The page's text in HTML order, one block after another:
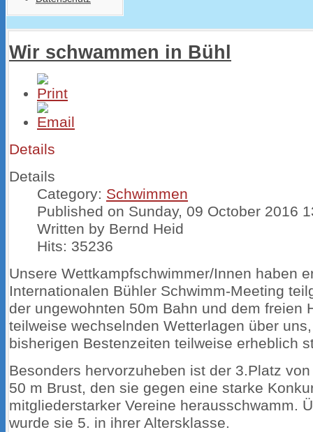
Wir schwammen in Bühl
Details
Details
Category: Schwimmen
Published on Sunday, 09 October 2016
Written by Bernd Heid
Hits: 35236
Unsere Wettkampfschwimmer/Innen haben
Internationalen Bühler Schwimm-Meeting
der ungewohnten 50m Bahn und dem freien
teilweise wechselnden Wetterlagen über
bisherigen Bestenzeiten teilweise erheblich
Besonders hervorzuheben ist der 3.Platz
50 m Brust, den sie gegen eine starke
mitgliederstarker Vereine herausschwamm.
wurde sie 5. in ihrer Altersklasse.